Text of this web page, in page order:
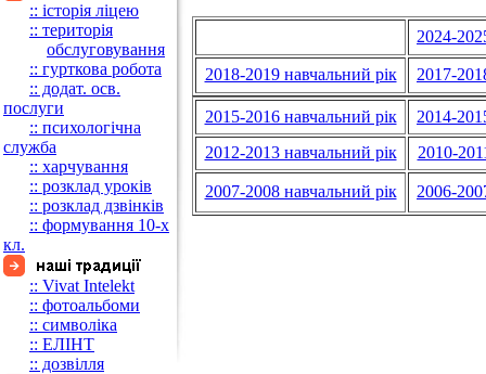
:: історія ліцею
:: територія
обслуговування
:: гурткова робота
:: додат. осв.
послуги
:: психологічна
служба
:: харчування
:: розклад уроків
:: розклад дзвінків
:: формування 10-х
кл.
:: Vivat Intelekt
:: фотоальбоми
:: символіка
:: ЕЛІНТ
:: дозвілля
2024-
2018-2019 навчальний рiк 2017-
2015-2016 навчальний рiк
2014-
2012-2013 навчальний рiк
2010-
2007-2008 навчальний рiк 2006-